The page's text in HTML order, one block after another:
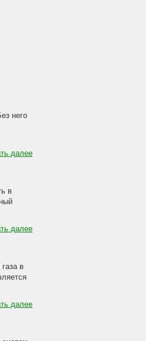
него
далее
в
далее
в
далее